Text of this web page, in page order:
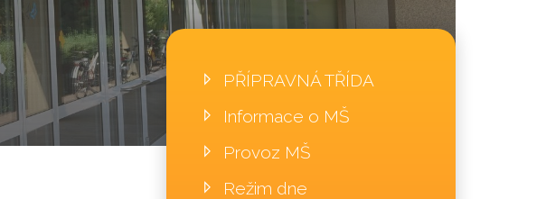
PŘÍPRAVNÁ TŘÍDA
Informace o MŠ
Provoz MŠ
Režim dne